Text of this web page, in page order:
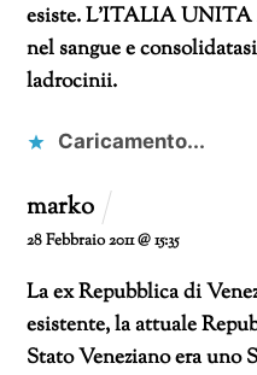
esiste. L’ITALIA UNITA
nel sangue e
ladrocinii.
Caricamento...
marko
28 Febbraio 2011 @ 15:35
La ex Repubblica di
esistente, la attuale
Stato Veneziano era uno